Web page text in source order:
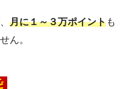
月に１～３万ポイントも
ん。